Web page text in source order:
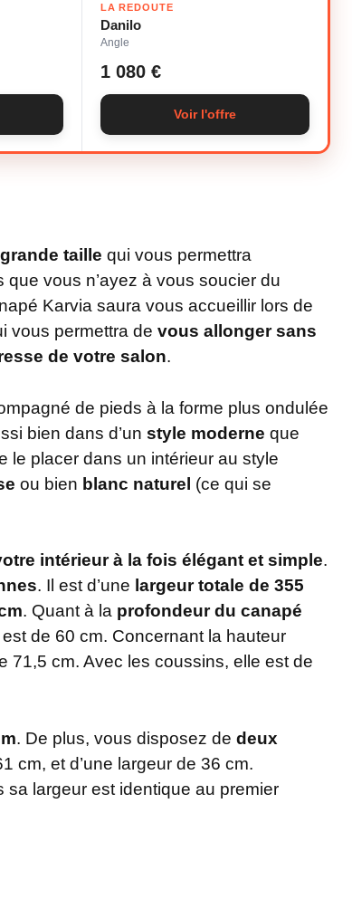
LA REDOUTE
Danilo
Angle
1 080 €
Voir l'offre
taille qui vous permettra
que vous n’ayez à vous soucier du
Karvia saura vous accueillir lors de
vous permettra de vous allonger sans
de votre salon.
de pieds à la forme plus ondulée
bien dans d’un style moderne que
le placer dans un intérieur au style
ou bien blanc naturel (ce qui se
intérieur à la fois élégant et simple.
. Il est d’une largeur totale de 355
. Quant à la profondeur du canapé
de 60 cm. Concernant la hauteur
71,5 cm. Avec les coussins, elle est de
. De plus, vous disposez de deux
cm, et d’une largeur de 36 cm.
sa largeur est identique au premier